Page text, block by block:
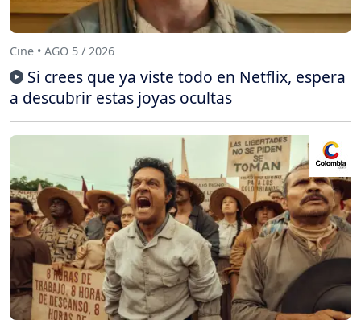
Cine • AGO 5 / 2026
Si crees que ya viste todo en Netflix, espera
a descubrir estas joyas ocultas